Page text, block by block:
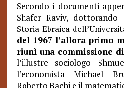
Secondo i documenti
Shafer Raviv,
Storia Ebraica
del 1967 l’allora primo
riunì una commissione
l’illustre sociologo
l’economista Michael
Roberto Bachi e il